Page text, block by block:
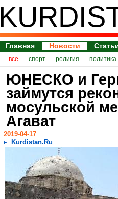
Главная Новости
все спорт религия политика
ЮНЕСКО и
займутся
мосульской
Агават
2019-04-17
Kurdistan.Ru